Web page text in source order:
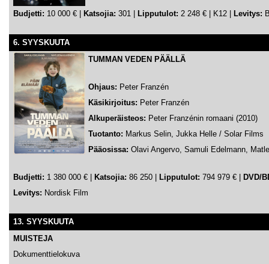
Budjetti: 10 000 € | Katsojia: 301 | Lipputulot: 2 248 € | K12 | Levitys:
6. SYYSKUUTA
TUMMAN VEDEN PÄÄLLÄ
Ohjaus: Peter Franzén
Käsikirjoitus: Peter Franzén
Alkuperäisteos: Peter Franzénin romaani (2010)
Tuotanto: Markus Selin, Jukka Helle / Solar Films
Pääosissa: Olavi Angervo, Samuli Edelmann,
Budjetti: 1 380 000 € | Katsojia: 86 250 | Lipputulot: 794 979 € |
DVD/
Levitys: Nordisk Film
13. SYYSKUUTA
MUISTEJA
Dokumenttielokuva